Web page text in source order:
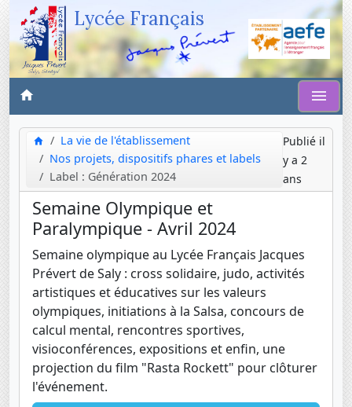
Lycée Français
La vie de l'établissement
Nos projets, dispositifs phares et labels
Label : Génération 2024
Publié il
y a 2
ans
Semaine Olympique et
Paralympique - Avril 2024
Semaine olympique au Lycée Français Jacques
Prévert de Saly : cross solidaire, judo, activités
artistiques et éducatives sur les valeurs
olympiques, initiations à la Salsa, concours de
calcul mental, rencontres sportives,
visioconférences, expositions et enfin, une
projection du film "Rasta Rockett" pour clôturer
l'événement.